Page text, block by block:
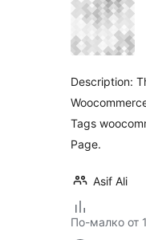
Description:
Tags
Page.
Asif Ali
По-малко от